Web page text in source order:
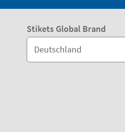
Stikets Global Brand
Deutschland